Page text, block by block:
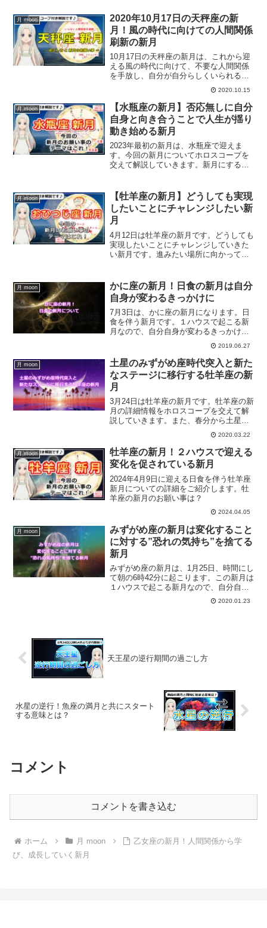
月 moon
2020年10月17日の天秤座の新
月！風の時代に向けての人間関係
刷新の新月
10月17日の天秤座の新月は、これから迎
える風の時代に向けて、不要な人間関係
を手放し、自分が自分らしくいられる人
間関係を刷新していく。そんな新月にな
ります。天秤座の新月の詳細をホロスコ
ープを交えて解説します。
2020.10.15
月 moon
【水瓶座の新月】否応無しに自分
自身と向き合うことで人生が揺り
動き始める新月
2023年最初の新月は、水瓶座で迎えま
す。今回の新月についてホロスコープを
交えて解説していきます。新月にするべ
月 moon
【牡羊座の新月】どうしても実現
したいことにチャレンジしたい新
月
4月12日は牡羊座の新月です。どうしても
実現したいことにチャレンジしていきた
い新月です。進みたい場所に向かって、
適な新月のお願い事は？
月 moon
かに座の新月！日食の新月は自分
自身が変わるきっかけに
7月3日は、かに座の新月になります。日
食を伴う新月です。１ハウスで起こる新
月なので、自分自身が変わるきっかけと
なる新月と言えるでしょう。かに座の日
食新月について、ホロスコープを交えて
解説します。
2019.06.27
月 moon
土星のみずがめ座時代突入と新た
なステージに移行する牡羊座の新
月
3月24日は牡羊座の新月です。牡羊座の新
月の詳細情報をホロスコープを交えて解
説していきます。また、春分から土星の
水瓶座入りについて、これからの新しい
時代に向けて何をすればいいのか？につ
いても合わせて解説していきます。
2020.03.22
月 moon
牡羊座の新月！２ハウスで迎える
変化を促されている新月
2024年4月9日に迎える日食を伴う牡羊座
新月についての詳細をご紹介します。牡
羊座の新月のお願い事は？
2024.04.05
月 moon
みずがめ座の新月は変化すること
に対する”恐れの気持ち”を捨てる
新月
みずがめ座の新月は、1月25日、時間にし
て朝の6時42分に起こります。この新月は
１ハウスで起こる新月なので、自分自身
が変化することに対する恐れの気持ちを
捨てる新月です。水瓶座の新月をホロス
2020.01.23
天王星の逆行期間の過ごし方
水星の逆行！魚座の満月と共にスタート
する意味とは？
コメント
コメントを書き込む
ホーム 月 moon
乙女座の新月！人間関係から学
び、成長していく新月